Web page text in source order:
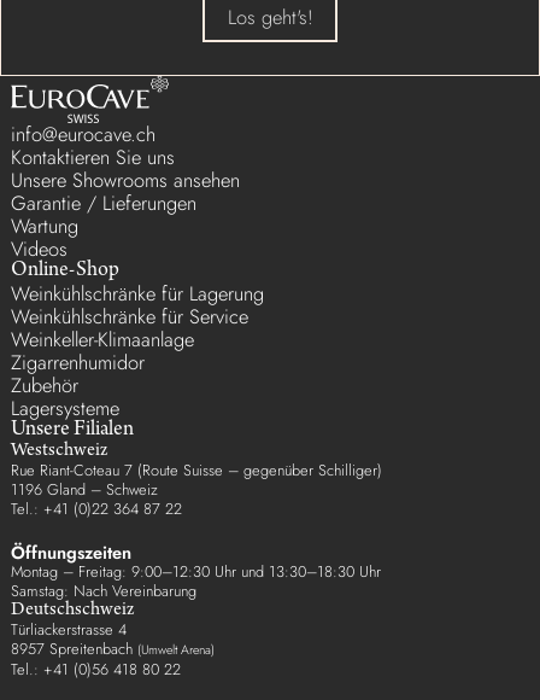
Los geht's!
info@eurocave.ch
Kontaktieren Sie uns
Unsere Showrooms ansehen
Garantie / Lieferungen
Wartung
Videos
Online-Shop
Weinkühlschränke für Lagerung
Weinkühlschränke für Service
Weinkeller-Klimaanlage
Zigarrenhumidor
Zubehör
Lagersysteme
Unsere Filialen
Westschweiz
Rue Riant-Coteau 7 (Route Suisse – gegenüber Schilliger)
1196 Gland – Schweiz
Tel.: +41 (0)22 364 87 22
Öffnungszeiten
Montag – Freitag: 9:00–12:30 Uhr und 13:30–18:30 Uhr
Samstag: Nach Vereinbarung
Deutschschweiz
Türliackerstrasse 4
8957 Spreitenbach (Umwelt Arena)
Tel.: +41 (0)56 418 80 22